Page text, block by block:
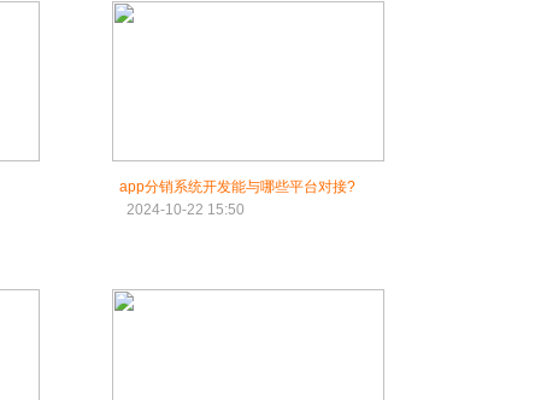
app分销系统开发能与哪些平台对接?
2024-10-22 15:50